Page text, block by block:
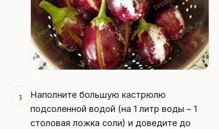
3
Наполните большую кастрюлю
подсоленной водой (на 1 литр воды – 1
столовая ложка соли) и доведите до